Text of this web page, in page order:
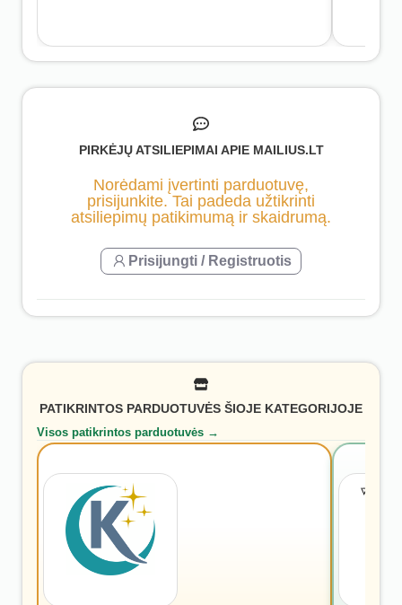
PIRKĖJŲ ATSILIEPIMAI APIE MAILIUS.LT
Norėdami įvertinti parduotuvę,
prisijunkite. Tai padeda užtikrinti
atsiliepimų patikimumą ir skaidrumą.
Prisijungti / Registruotis
PATIKRINTOS PARDUOTUVĖS ŠIOJE KATEGORIJOJE
Visos patikrintos parduotuvės →